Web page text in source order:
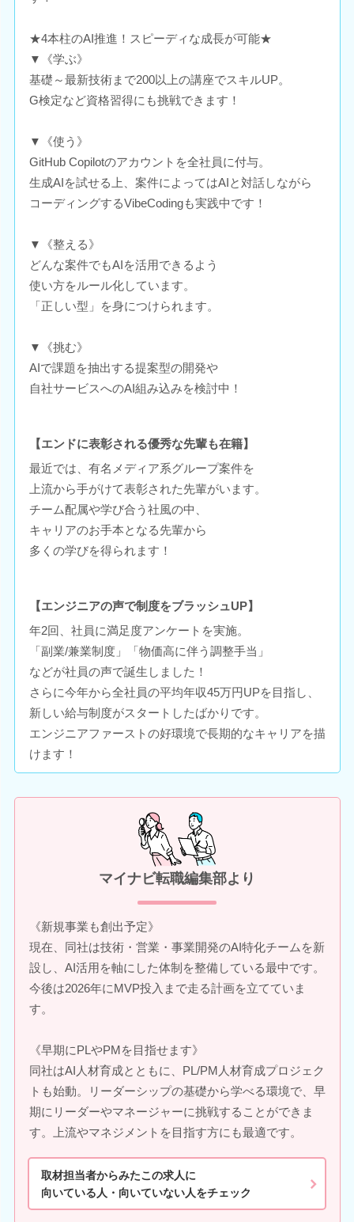
★4本柱のAI推進！スピーディな成長が可能★
▼《学ぶ》
基礎～最新技術まで200以上の講座でスキルUP。
G検定など資格習得にも挑戦できます！
▼《使う》
GitHub Copilotのアカウントを全社員に付与。
生成AIを試せる上、案件によってはAIと対話しながら
コーディングするVibeCodingも実践中です！
▼《整える》
どんな案件でもAIを活用できるよう
使い方をルール化しています。
「正しい型」を身につけられます。
▼《挑む》
AIで課題を抽出する提案型の開発や
自社サービスへのAI組み込みを検討中！
【エンドに表彰される優秀な先輩も在籍】
最近では、有名メディア系グループ案件を
上流から手がけて表彰された先輩がいます。
チーム配属や学び合う社風の中、
キャリアのお手本となる先輩から
多くの学びを得られます！
【エンジニアの声で制度をブラッシュUP】
年2回、社員に満足度アンケートを実施。
「副業/兼業制度」「物価高に伴う調整手当」
などが社員の声で誕生しました！
さらに今年から全社員の平均年収45万円UPを目指し、
新しい給与制度がスタートしたばかりです。
エンジニアファーストの好環境で長期的なキャリアを描
けます！
マイナビ転職編集部より
《新規事業も創出予定》
現在、同社は技術・営業・事業開発のAI特化チームを新
設し、AI活用を軸にした体制を整備している最中です。
今後は2026年にMVP投入まで走る計画を立てていま
す。
《早期にPLやPMを目指せます》
同社はAI人材育成とともに、PL/PM人材育成プロジェク
トも始動。リーダーシップの基礎から学べる環境で、早
期にリーダーやマネージャーに挑戦することができま
す。上流やマネジメントを目指す方にも最適です。
取材担当者からみたこの求人に
向いている人・向いていない人をチェック